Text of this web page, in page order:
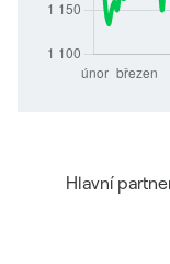
Hlavní